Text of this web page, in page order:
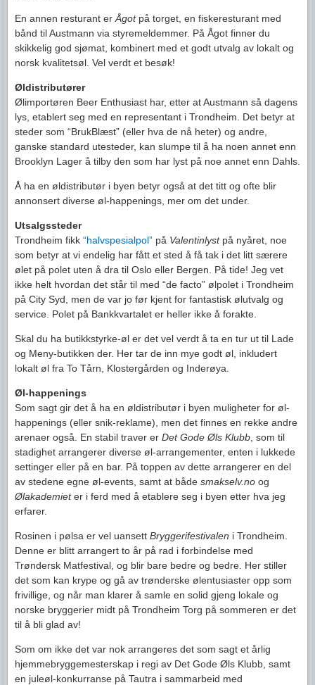
En annen resturant er Ågotpå torget, en fiskeresturant med
bånd til Austmann via styremeldemmer. På Ågot finner du
skikkelig god sjømat, kombinert med et godt utvalg av lokalt og
norsk kvalitetsøl. Vel verdt et besøk!
Øldistributører
Ølimportøren Beer Enthusiast har, etter at Austmann så dagens
lys, etablert seg med en representant i Trondheim. Det betyr at
steder som “BrukBlæst” (eller hva de nå heter) og andre,
ganske standard utesteder, kan slumpe til å ha noen annet enn
Brooklyn Lager å tilby den som har lyst på noe annet enn Dahls.
Å ha en øldistributør i byen betyr også at det titt og ofte blir
annonsert diverse øl-happenings, mer om det under.
Utsalgssteder
Trondheim fikk “halvspesialpol” på Valentinlystpå nyåret, noe
som betyr at vi endelig har fått et sted å få tak i det litt særere
ølet på polet uten å dra til Oslo eller Bergen. På tide! Jeg vet
ikke helt hvordan det står til med “de facto” ølpolet i Trondheim
på City Syd, men de var jo før kjent for fantastisk ølutvalg og
service. Polet på Bankkvartalet er heller ikke å forakte.
Skal du ha butikkstyrke-øl er det vel verdt å ta en tur ut til Lade
og Meny-butikken der. Her tar de inn mye godt øl, inkludert
lokalt øl fra To Tårn, Klostergården og Inderøya.
Øl-happenings
Som sagt gir det å ha en øldistributør i byen muligheter for øl-
happenings (eller snik-reklame), men det finnes en rekke andre
arenaer også. En stabil traver er Det Gode Øls Klubb , som til
stadighet arrangerer diverse øl-arrangementer, enten i lukkede
settinger eller på en bar. På toppen av dette arrangerer en del
av stedene egne øl-events, samt at både smakselv.no og
Ølakademieter i ferd med å etablere seg i byen etter hva jeg
erfarer.
Rosinen i pølsa er vel uansett Bryggerifestivalen i Trondheim.
Denne er blitt arrangert to år på rad i forbindelse med
Trøndersk Matfestival, og blir bare bedre og bedre. Her stiller
det som kan krype og gå av trønderske ølentusiaster opp som
frivillige, og når man klarer å samle en solid gjeng lokale og
norske bryggerier midt på Trondheim Torg på sommeren er det
til å bli glad av!
Som om ikke det var nok arrangeres det som sagt et årlig
hjemmebryggemesterskap i regi av Det Gode Øls Klubb, samt
en juleøl-konkurranse på Tautra i sammarbeid med